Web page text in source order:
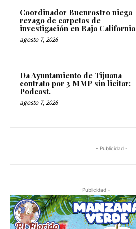
Coordinador Buenrostro niega
rezago de carpetas de
investigación en Baja California
agosto 7, 2026
Da Ayuntamiento de Tijuana
contrato por 3 MMP sin licitar:
Podcast.
agosto 7, 2026
- Publicidad -
-Publicidad -